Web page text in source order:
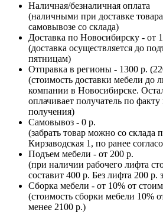
Наличная/безналичная оплата
(наличными при доставке
самовывозе со склада)
Доставка по Новосибирску - от
(доставка осуществляется до
пятницам)
Отправка в регионы - 1300 р.
(стоимость доставки мебели до
компании в Новосибирске.
оплачивает получатель по
получения)
Самовывоз - 0 р.
(забрать товар можно со склада
Кирзаводская 1, по ранее
Подъем мебели - от 200 р.
(при наличии рабочего лифта
составит 400 р. Без лифта 200
Сборка мебели - от 10% от
(стоимость сборки мебели 10%
менее 2100 р.)